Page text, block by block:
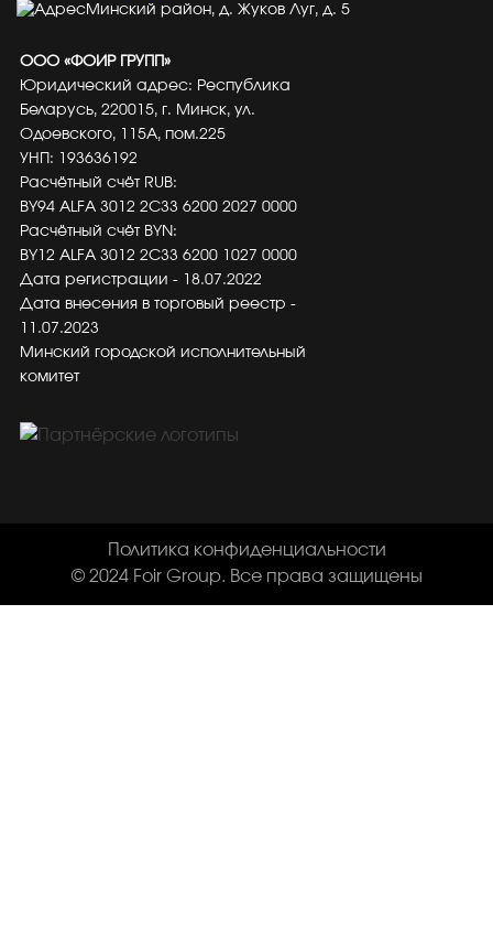
Минский район, д. Жуков Луг, д. 5
ООО «ФОИР ГРУПП»
Юридический адрес: Республика
Беларусь, 220015, г. Минск, ул.
Одоевского, 115А, пом.225
УНП: 193636192
Расчётный счёт RUB:
BY94 ALFA 3012 2C33 6200 2027 0000
Расчётный счёт BYN:
BY12 ALFA 3012 2C33 6200 1027 0000
Дата регистрации - 18.07.2022
Дата внесения в торговый реестр -
11.07.2023
Минский городской исполнительный
комитет
© 2024 Foir Group. Все права защищены
Политика конфиденциальности